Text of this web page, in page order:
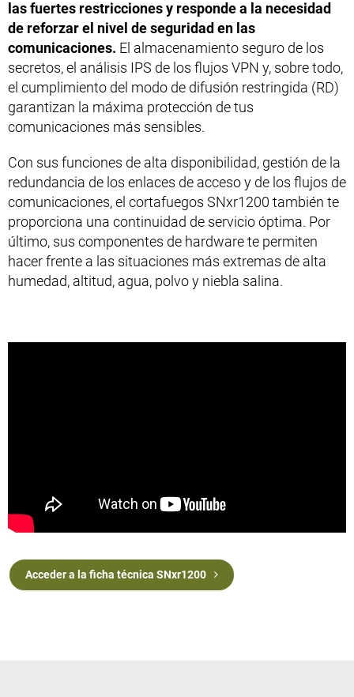
las fuertes restricciones y responde a la necesidad
de reforzar el nivel de seguridad en las
comunicaciones. El almacenamiento seguro de los
secretos, el análisis IPS de los flujos VPN y, sobre todo,
el cumplimiento del modo de difusión restringida (RD)
garantizan la máxima protección de tus
comunicaciones más sensibles.
Con sus funciones de alta disponibilidad, gestión de la
redundancia de los enlaces de acceso y de los flujos de
comunicaciones, el cortafuegos SNxr1200 también te
proporciona una continuidad de servicio óptima. Por
último, sus componentes de hardware te permiten
hacer frente a las situaciones más extremas de alta
humedad, altitud, agua, polvo y niebla salina.
Acceder a la ficha técnica SNxr1200